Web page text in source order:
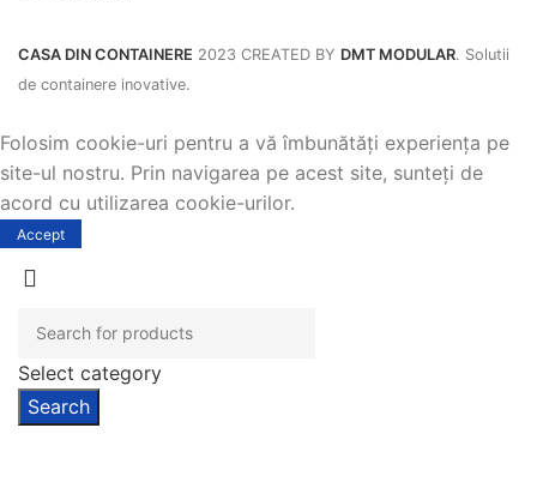
CASA DIN CONTAINERE 2023 CREATED BY DMT MODULAR. Solutii
de containere inovative.
Folosim cookie-uri pentru a vă îmbunătăți experiența pe
site-ul nostru. Prin navigarea pe acest site, sunteți de
acord cu utilizarea cookie-urilor.
Accept
Select category
Search